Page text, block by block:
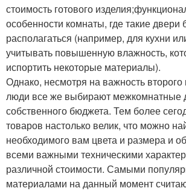
стоимость готового
особенности комнаты, где такие двери
располагаться (например, для кухни
учитывать повышенную влажность,
испортить некоторые материалы).
Однако, несмотря на важность второго
люди все же выбирают межкомнатные
собственного бюджета. Тем более
товаров настолько велик, что можно
необходимого вам цвета и размера и
всеми важными техническими
различной стоимости. Самыми
материалами на данный момент